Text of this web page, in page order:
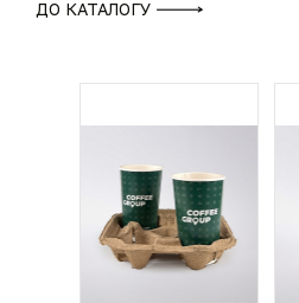
ДО КАТАЛОГУ